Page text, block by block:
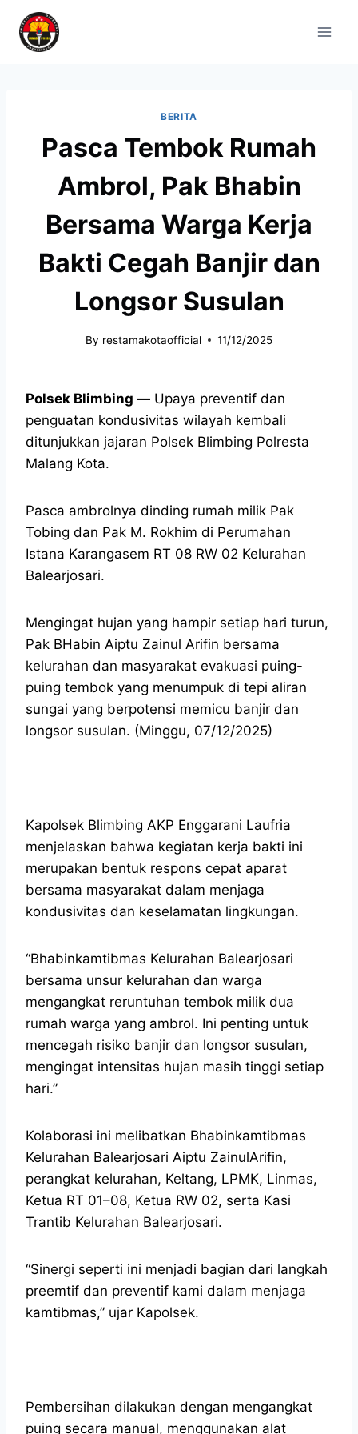
BERITA
Pasca Tembok Rumah
Ambrol, Pak Bhabin
Bersama Warga Kerja
Bakti Cegah Banjir dan
Longsor Susulan
By restamakotaofficial 11/12/2025
Polsek Blimbing — Upaya preventif dan
penguatan kondusivitas wilayah kembali
ditunjukkan jajaran Polsek Blimbing Polresta
Malang Kota.
Pasca ambrolnya dinding rumah milik Pak
Tobing dan Pak M. Rokhim di Perumahan
Istana Karangasem RT 08 RW 02 Kelurahan
Balearjosari.
Mengingat hujan yang hampir setiap hari turun,
Pak BHabin Aiptu Zainul Arifin bersama
kelurahan dan masyarakat evakuasi puing-
puing tembok yang menumpuk di tepi aliran
sungai yang berpotensi memicu banjir dan
longsor susulan. (Minggu, 07/12/2025)
Kapolsek Blimbing AKP Enggarani Laufria
menjelaskan bahwa kegiatan kerja bakti ini
merupakan bentuk respons cepat aparat
bersama masyarakat dalam menjaga
kondusivitas dan keselamatan lingkungan.
“Bhabinkamtibmas Kelurahan Balearjosari
bersama unsur kelurahan dan warga
mengangkat reruntuhan tembok milik dua
rumah warga yang ambrol. Ini penting untuk
mencegah risiko banjir dan longsor susulan,
mengingat intensitas hujan masih tinggi setiap
hari.”
Kolaborasi ini melibatkan Bhabinkamtibmas
Kelurahan Balearjosari Aiptu ZainulArifin,
perangkat kelurahan, Keltang, LPMK, Linmas,
Ketua RT 01–08, Ketua RW 02, serta Kasi
Trantib Kelurahan Balearjosari.
“Sinergi seperti ini menjadi bagian dari langkah
preemtif dan preventif kami dalam menjaga
kamtibmas,” ujar Kapolsek.
Pembersihan dilakukan dengan mengangkat
puing secara manual, menggunakan alat